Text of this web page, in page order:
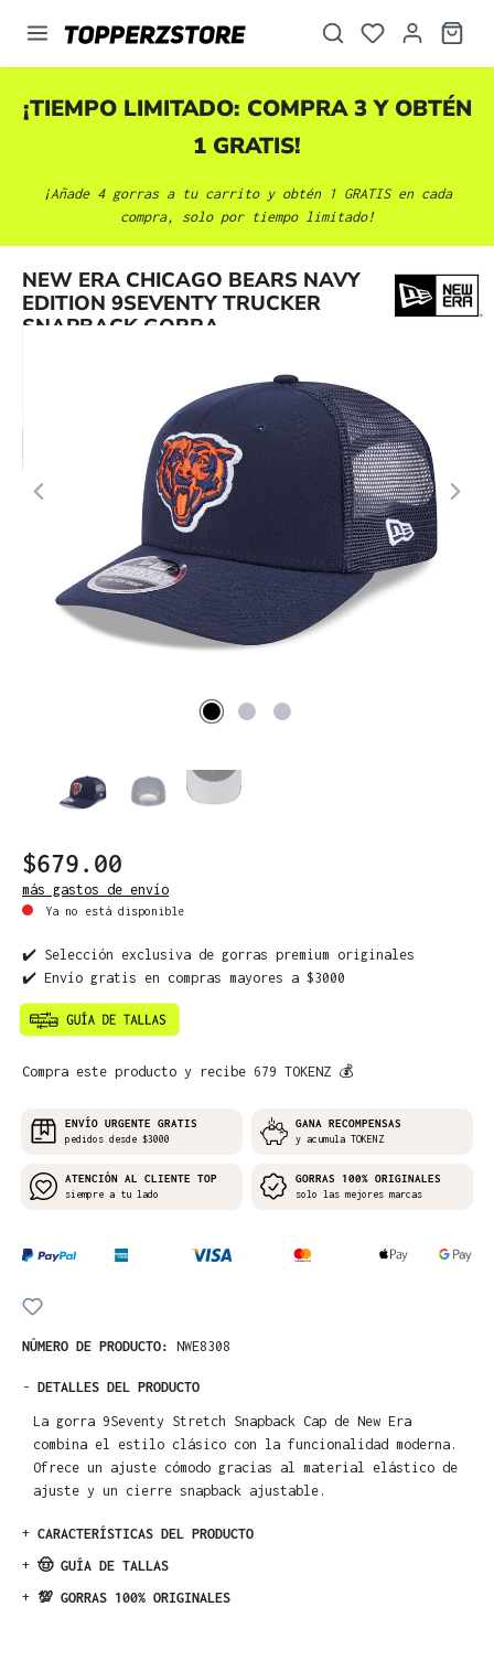
principal
¡TIEMPO LIMITADO: COMPRA 3 Y OBTÉN
1 GRATIS!
¡Añade 4 gorras a tu carrito y obtén 1 GRATIS en cada
compra, solo por tiempo limitado!
NEW ERA CHICAGO BEARS NAVY
EDITION 9SEVENTY TRUCKER
SNAPBACK GORRA
Omitir galería de imágenes
$679.00
más gastos de envío
Ya no está disponible
✔️ Selección exclusiva de gorras premium originales
✔️ Envío gratis en compras mayores a $3000
Compra este producto y recibe 679 TOKENZ 💰
ENVÍO URGENTE GRATIS
pedidos desde $3000
GANA RECOMPENSAS
y acumula TOKENZ
ATENCIÓN AL CLIENTE TOP
siempre a tu lado
GORRAS 100% ORIGINALES
solo las mejores marcas
NÚMERO DE PRODUCTO: NWE8308
- DETALLES DEL PRODUCTO
La gorra 9Seventy Stretch Snapback Cap de New Era
combina el estilo clásico con la funcionalidad moderna.
Ofrece un ajuste cómodo gracias al material elástico de
ajuste y un cierre snapback ajustable.
+ CARACTERÍSTICAS DEL PRODUCTO
+ 🤠 GUÍA DE TALLAS
+ 💯 GORRAS 100% ORIGINALES